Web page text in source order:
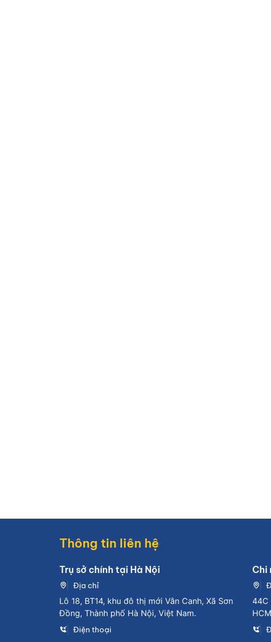
Thông tin liên hệ
Trụ sở chính tại Hà Nội
Địa chỉ
Lô 18, BT14, khu đô thị mới Vân Canh, Xã Sơn
Đồng, Thành phố Hà Nội, Việt Nam.
Điện thoại
Chi
44C
HCM